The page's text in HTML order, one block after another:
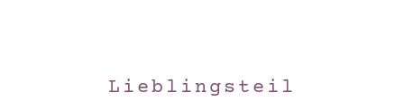
Lieblingsteil